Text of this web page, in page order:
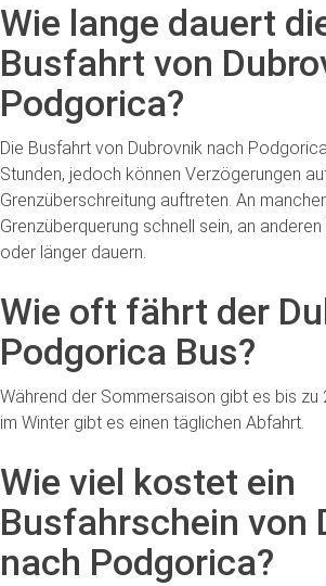
Wie lange dauert
Busfahrt von
Podgorica?
Die Busfahrt von Dubrovnik nach
Stunden, jedoch können Verzögerungen
Grenzüberschreitung auftreten. An
Grenzüberquerung schnell sein, an
oder länger dauern.
Wie oft fährt der
Podgorica Bus?
Während der Sommersaison gibt es bis zu
im Winter gibt es einen täglichen Abfahrt.
Wie viel kostet ein
Busfahrschein von
nach Podgorica?